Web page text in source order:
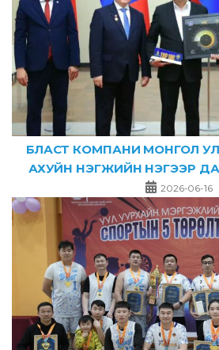
БЛАСТ КОМПАНИ МОНГОЛ
АХУЙН НЭГЖИЙН НЭГЭЭР
2026-06-16